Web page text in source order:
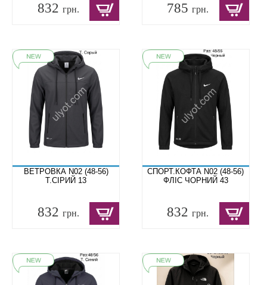
832 грн. 785грн.
ВЕТРОВКА N02 (48-56)
Т.СІРИЙ 13
832 грн.
СПОРТ.КОФТА N02 (48-56)
ФЛІС ЧОРНИЙ 43
832грн.